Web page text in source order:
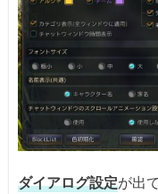
ダイアログ設定が出